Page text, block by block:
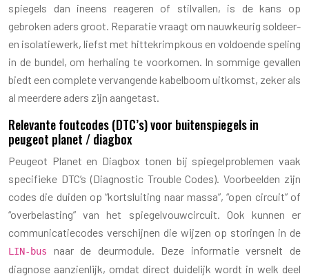
spiegels dan ineens reageren of stilvallen, is de kans op
gebroken aders groot. Reparatie vraagt om nauwkeurig soldeer-
en isolatiewerk, liefst met hittekrimpkous en voldoende speling
in de bundel, om herhaling te voorkomen. In sommige gevallen
biedt een complete vervangende kabelboom uitkomst, zeker als
al meerdere aders zijn aangetast.
Relevante foutcodes (DTC’s) voor buitenspiegels in
peugeot planet / diagbox
Peugeot Planet en Diagbox tonen bij spiegelproblemen vaak
specifieke DTC’s (Diagnostic Trouble Codes). Voorbeelden zijn
codes die duiden op “kortsluiting naar massa”, “open circuit” of
“overbelasting” van het spiegelvouwcircuit. Ook kunnen er
communicatiecodes verschijnen die wijzen op storingen in de
LIN-bus
naar de deurmodule. Deze informatie versnelt de
diagnose aanzienlijk, omdat direct duidelijk wordt in welk deel